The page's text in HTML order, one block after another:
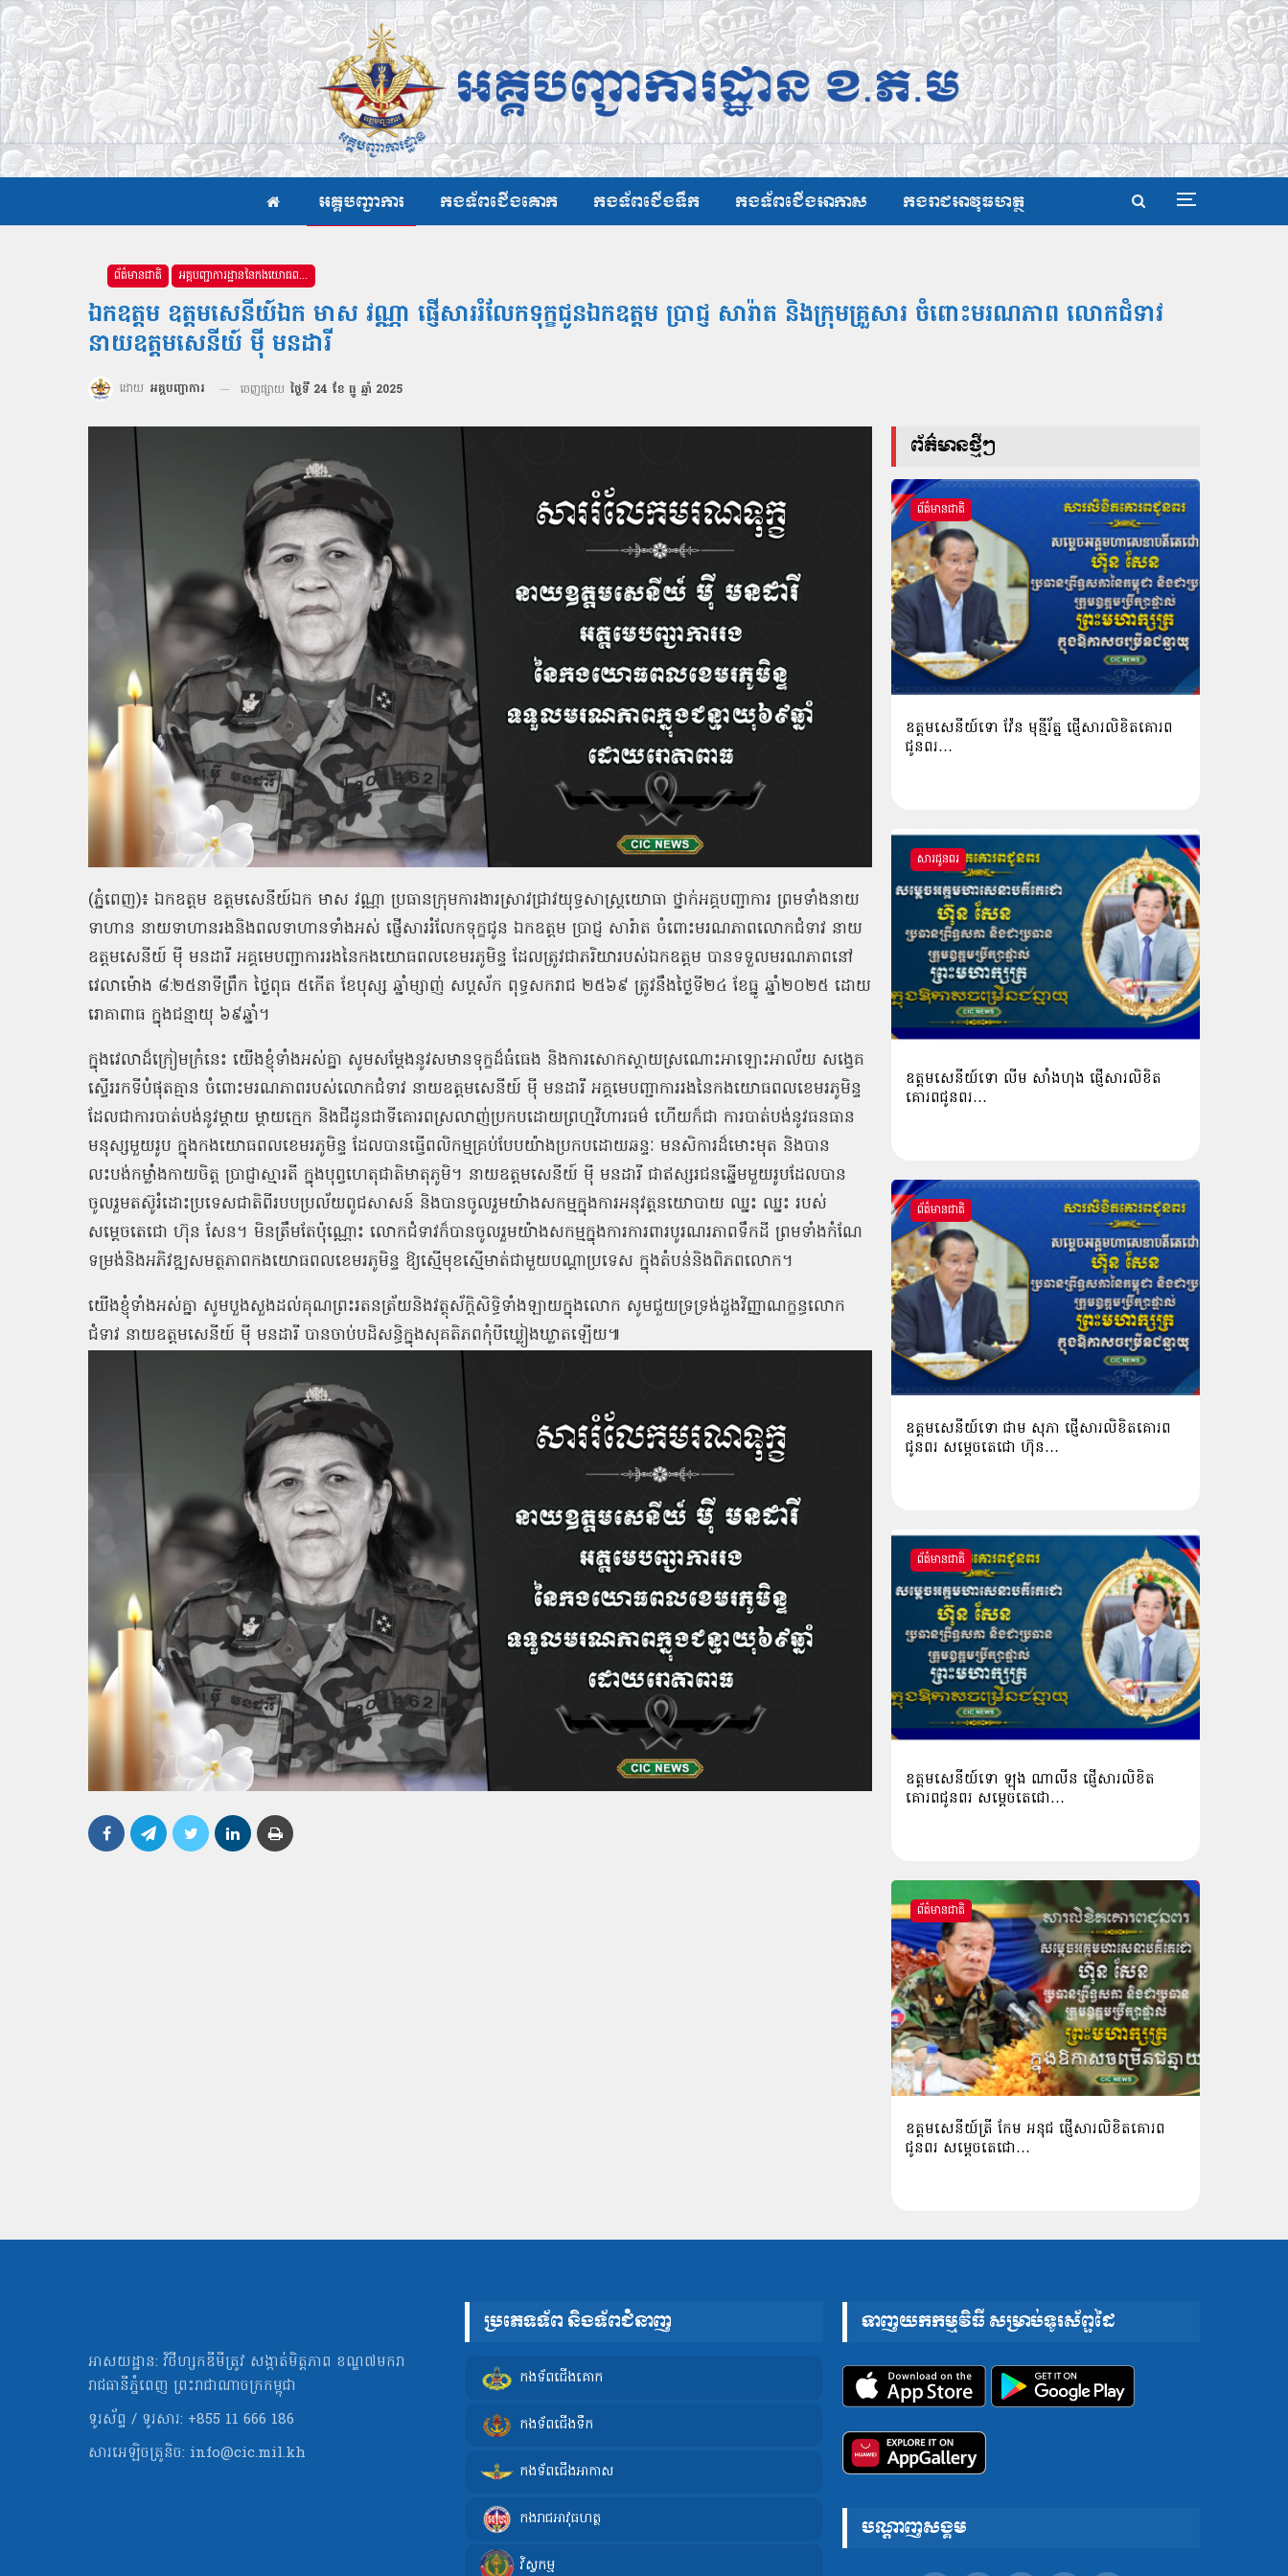
អគ្គបញ្ជាការ កងទ័ពជើងគោក កងទ័ពជើងទឹក កងទ័ពជើងអាកាស កងរាជអាវុធហត្ថ
ព័ត៌មានជាតិ អគ្គបញ្ជាការដ្ឋាននៃកងយោធពលខេមរភូមិន្ទ
ឯកឧត្ដម ឧត្តមសេនីយ៍ឯក មាស វណ្ណា ផ្ញើសាររំលែកទុក្ខជូនឯកឧត្ដម ប្រាជ្ញ សារ៉ាត និងក្រុមគ្រួសារ ចំពោះមរណភាព លោកជំទាវ
នាយឧត្ដមសេនីយ៍ ម៉ី មនដារី
ដោយ អគ្គបញ្ជាការ ចេញផ្សាយ ថ្ងៃទី 24 ខែ ធ្នូ ឆ្នាំ 2025
(ភ្នំពេញ)៖ ឯកឧត្ដម ឧត្តមសេនីយ៍ឯក មាស វណ្ណា ប្រធានក្រុមការងារស្រាវជ្រាវយុទ្ធសាស្ត្រយោធា ថ្នាក់អគ្គបញ្ជាការ ព្រមទាំងនាយ
ទាហាន នាយទាហានរងនិងពលទាហានទាំងអស់ ផ្ញើសាររំលែកទុក្ខជូន ឯកឧត្ដម ប្រាជ្ញ សារ៉ាត ចំពោះមរណភាពលោកជំទាវ នាយ
ឧត្ដមសេនីយ៍ ម៉ី មនដារី អគ្គមេបញ្ជាការរងនៃកងយោធពលខេមរភូមិន្ទ ដែលត្រូវជាភរិយារបស់ឯកឧត្ដម បានទទួលមរណភាពនៅ
វេលាម៉ោង ៨:២៥នាទីព្រឹក ថ្ងៃពុធ ៥កើត ខែបុស្ស ឆ្នាំម្សាញ់ សប្តស័ក ពុទ្ធសករាជ ២៥៦៩ ត្រូវនឹងថ្ងៃទី២៤ ខែធ្នូ ឆ្នាំ២០២៥ ដោយ
រោគាពាធ ក្នុងជន្មាយុ ៦៩ឆ្នាំ។
ក្នុងវេលាដ៏ក្រៀមក្រំនេះ យើងខ្ញុំទាំងអស់គ្នា សូមសម្តែងនូវសមានទុក្ខដ៏ធំធេង និងការសោកស្តាយស្រណោះអាឡោះអាល័យ សង្វេគ
ស្ទើររកទីបំផុតគ្មាន ចំពោះមរណភាពរបស់លោកជំទាវ នាយឧត្ដមសេនីយ៍ ម៉ី មនដារី អគ្គមេបញ្ជាការរងនៃកងយោធពលខេមរភូមិន្ទ
ដែលជាការបាត់បង់នូវម្ដាយ ម្ដាយក្មេក និងជីដូនជាទីគោរពស្រលាញ់ប្រកបដោយព្រហ្មវិហារធម៌ ហើយក៏ជា ការបាត់បង់នូវធនធាន
មនុស្សមួយរូប ក្នុងកងយោធពលខេមរភូមិន្ទ ដែលបានធ្វើពលិកម្មគ្រប់បែបយ៉ាងប្រកបដោយឆន្ទៈ មនសិការដ៏មោះមុត និងបាន
លះបង់កម្លាំងកាយចិត្ត ប្រាជ្ញាស្មារតី ក្នុងបុព្វហេតុជាតិមាតុភូមិ។ នាយឧត្តមសេនីយ៍ ម៉ី មនដារី ជាឥស្សរជនឆ្នើមមួយរូបដែលបាន
ចូលរួមតស៊ូរំដោះប្រទេសជាតិពីរបបប្រល័យពូជសាសន៍ និងបានចូលរួមយ៉ាងសកម្មក្នុងការអនុវត្តនយោបាយ ឈ្នះ ឈ្នះ របស់
សម្ដេចតេជោ ហ៊ុន សែន។ មិនត្រឹមតែប៉ុណ្ណោះ លោកជំទាវក៏បានចូលរួមយ៉ាងសកម្មក្នុងការការពារបូរណរភាពទឹកដី ព្រមទាំងកំណែ
ទម្រង់និងអភិវឌ្ឍសមត្ថភាពកងយោធពលខេមរភូមិន្ទ ឱ្យស្មើមុខស្មើមាត់ជាមួយបណ្ដាប្រទេស ក្នុងតំបន់និងពិភពលោក។
យើងខ្ញុំទាំងអស់គ្នា សូមបួងសួងដល់គុណព្រះរតនត្រ័យនិងវត្ថុស័ក្តិសិទ្ធិទាំងឡាយក្នុងលោក សូមជួយទ្រទ្រង់ដួងវិញ្ញាណក្ខន្ធលោក
ជំទាវ នាយឧត្ដមសេនីយ៍ ម៉ី មនដារី បានចាប់បដិសន្ធិក្នុងសុគតិភពកុំបីឃ្លៀងឃ្លាតឡើយ៕
ព័ត៌មានថ្មីៗ
ព័ត៌មានជាតិ
ឧត្តមសេនីយ៍ទោ វ៉ែន មុន្មីរ័ត្ន ផ្ញើសារលិខិតគោរព
ជូនពរ…
សារជូនពរ
ឧត្តមសេនីយ៍ទោ លីម​ សាំង​ហុង​ ផ្ញើសារលិខិត
គោរពជូនពរ…
ព័ត៌មានជាតិ
ឧត្តមសេនីយ៍ទោ ជាម សុភា ផ្ញើសារលិខិតគោរព
ជូនពរ សម្ដេចតេជោ ហ៊ុន…
ព័ត៌មានជាតិ
ឧត្ដមសេនីយ៍ទោ ឡុង ណាលីន ផ្ញើសារលិខិត
គោរពជូនពរ សម្ដេចតេជោ…
ព័ត៌មានជាតិ
ឧត្តមសេនីយ៍ត្រី កែម អនុជ ផ្ញើសារលិខិតគោរព
ជូនពរ សម្ដេចតេជោ…
អាសយដ្ឋាន: វិថីហ្សកឌីមីត្រូវ សង្កាត់មិត្ដភាព ខណ្ឌ៧មករា
រាជធានីភ្នំពេញ ព្រះរាជាណាចក្រកម្ពុជា
ទូរស័ព្ទ / ទូរសារ: +855 11 666 186
សារអេឡិចត្រូនិច: info@cic.mil.kh
ប្រភេទទ័ព និងទ័ពជំនាញ
កងទ័ពជើងគោក
កងទ័ពជើងទឹក
កងទ័ពជើងអាកាស
កងរាជអាវុធហត្ថ
វិស្វកម្ម
ទាញយកកម្មវិធី សម្រាប់ទូរស័ព្ទដៃ
បណ្តាញសង្គម